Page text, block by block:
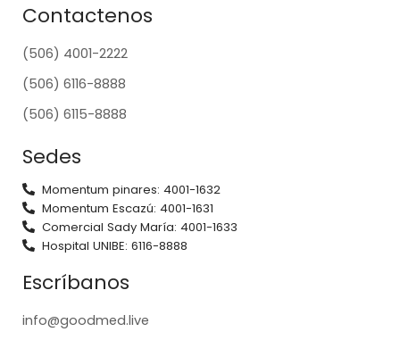
Contactenos
(506) 4001-2222
(506) 6116-8888
(506) 6115-8888
Sedes
Momentum pinares: 4001-1632
Momentum Escazú: 4001-1631
Comercial Sady María: 4001-1633
Hospital UNIBE: 6116-8888
Escríbanos
info@goodmed.live